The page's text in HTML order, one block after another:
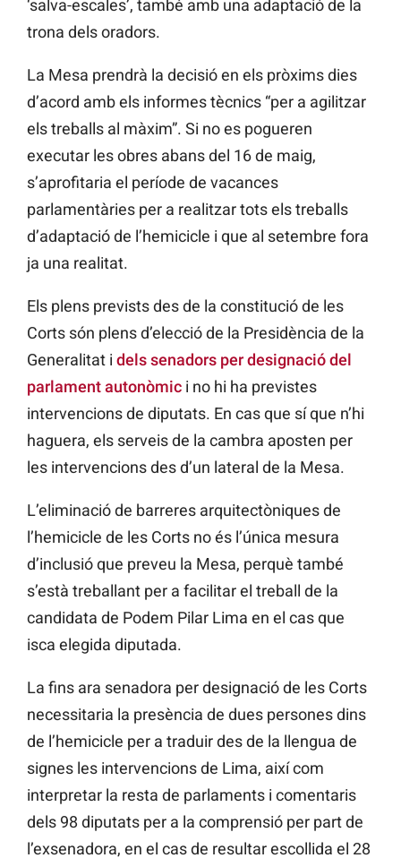
‘salva-escales’, també amb una adaptació de la
trona dels oradors.
La Mesa prendrà la decisió en els pròxims dies
d’acord amb els informes tècnics “per a agilitzar
els treballs al màxim”. Si no es pogueren
executar les obres abans del 16 de maig,
s’aprofitaria el període de vacances
parlamentàries per a realitzar tots els treballs
d’adaptació de l’hemicicle i que al setembre fora
ja una realitat.
Els plens prevists des de la constitució de les
Corts són plens d’elecció de la Presidència de la
Generalitat i dels senadors per designació del
parlament autonòmic i no hi ha previstes
intervencions de diputats. En cas que sí que n’hi
haguera, els serveis de la cambra aposten per
les intervencions des d’un lateral de la Mesa.
L’eliminació de barreres arquitectòniques de
l’hemicicle de les Corts no és l’única mesura
d’inclusió que preveu la Mesa, perquè també
s’està treballant per a facilitar el treball de la
candidata de Podem Pilar Lima en el cas que
isca elegida diputada.
La fins ara senadora per designació de les Corts
necessitaria la presència de dues persones dins
de l’hemicicle per a traduir des de la llengua de
signes les intervencions de Lima, així com
interpretar la resta de parlaments i comentaris
dels 98 diputats per a la comprensió per part de
l’exsenadora, en el cas de resultar escollida el 28